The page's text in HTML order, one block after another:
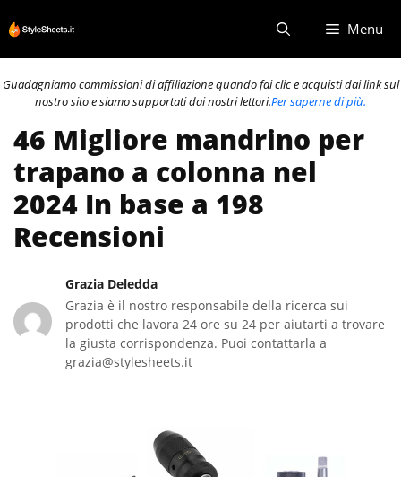
al
contenuto
Menu
Guadagniamo commissioni di affiliazione quando fai clic e acquisti dai link sul
nostro sito e siamo supportati dai nostri lettori.Per saperne di più.
46 Migliore mandrino per
trapano a colonna nel
2024 In base a 198
Recensioni
Grazia Deledda
Grazia è il nostro responsabile della ricerca sui
prodotti che lavora 24 ore su 24 per aiutarti a trovare
la giusta corrispondenza. Puoi contattarla a
grazia@stylesheets.it